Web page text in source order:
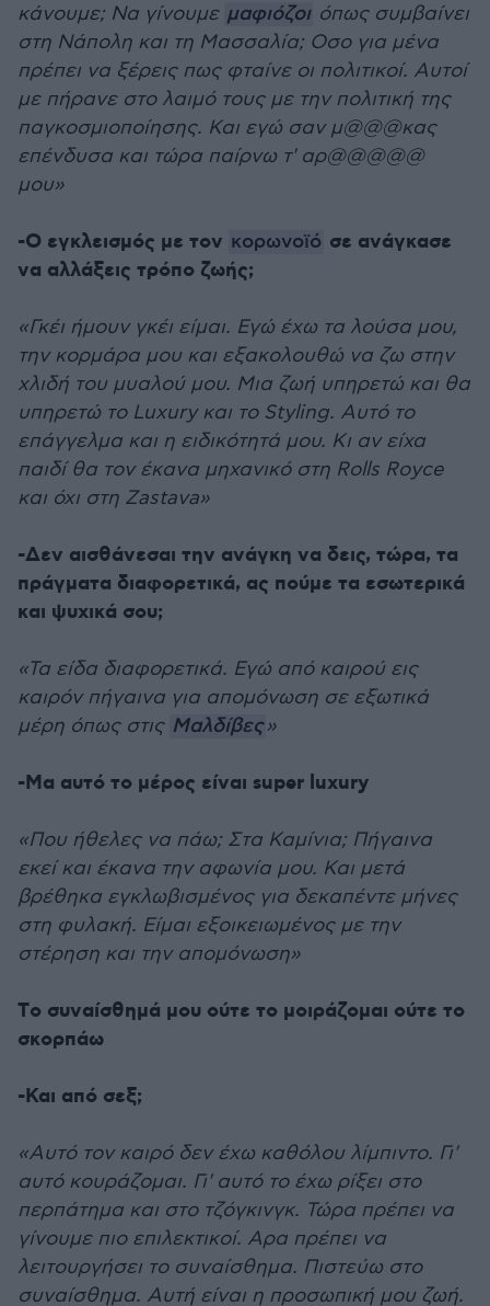
κάνουμε; Να γίνουμε μαφιόζοι όπως συμβαίνει
στη Νάπολη και τη Μασσαλία; Οσο για μένα
πρέπει να ξέρεις πως φταίνε οι πολιτικοί. Αυτοί
με πήρανε στο λαιμό τους με την πολιτική της
παγκοσμιοποίησης. Και εγώ σαν μ@@@κας
επένδυσα και τώρα παίρνω τ' αρ@@@@@
μου»
-Ο εγκλεισμός με τον κορωνοϊό σε ανάγκασε
να αλλάξεις τρόπο ζωής;
«Γκέι ήμουν γκέι είμαι. Εγώ έχω τα λούσα μου,
την κορμάρα μου και εξακολουθώ να ζω στην
χλιδή του μυαλού μου. Μια ζωή υπηρετώ και θα
υπηρετώ το Luxury και το Styling. Αυτό το
επάγγελμα και η ειδικότητά μου. Κι αν είχα
παιδί θα τον έκανα μηχανικό στη Rolls Royce
και όχι στη Zastava»
-Δεν αισθάνεσαι την ανάγκη να δεις, τώρα, τα
πράγματα διαφορετικά, ας πούμε τα εσωτερικά
και ψυχικά σου;
«Τα είδα διαφορετικά. Εγώ από καιρού εις
καιρόν πήγαινα για απομόνωση σε εξωτικά
μέρη όπως στις Μαλδίβες»
-Μα αυτό το μέρος είναι super luxury
«Που ήθελες να πάω; Στα Καμίνια; Πήγαινα
εκεί και έκανα την αφωνία μου. Και μετά
βρέθηκα εγκλωβισμένος για δεκαπέντε μήνες
στη φυλακή. Είμαι εξοικειωμένος με την
στέρηση και την απομόνωση»
Τo συναίσθημά μου ούτε το μοιράζομαι ούτε το
σκορπάω
-Και από σεξ;
«Αυτό τον καιρό δεν έχω καθόλου λίμπιντο. Γι'
αυτό κουράζομαι. Γι' αυτό το έχω ρίξει στο
περπάτημα και στο τζόγκινγκ. Τώρα πρέπει να
γίνουμε πιο επιλεκτικοί. Αρα πρέπει να
λειτουργήσει το συναίσθημα. Πιστεύω στο
συναίσθημα. Αυτή είναι η προσωπική μου ζωή.